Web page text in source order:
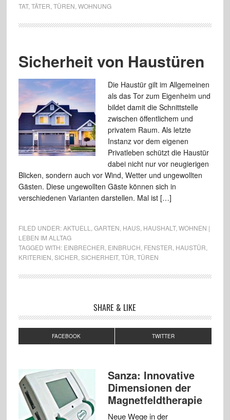
TAT, TÄTER TÜREN WOHNUNG
Sicherheit von Haustüren
Die Haustür gilt im Allgemeinen
als das Tor zum Eigenheim und
bildet damit die Schnittstelle
zwischen öffentlichem und
privatem Raum. Als letzte
Instanz vor dem eigenen
Privatleben schützt die Haustür
dabei nicht nur vor neugierigen
Blicken, sondern auch vor Wind, Wetter und ungewollten
Gästen. Diese ungewollten Gäste können sich in
verschiedenen Varianten darstellen. Mal ist […]
FILED UNDER:AKTUELL GARTEN HAUS, HAUSHALT, WOHNEN |
LEBEN IM ALLTAG
TAGGED WITH: EINBRECHER EINBRUCH FENSTER HAUSTÜR
KRITERIEN SICHER SICHERHEIT, TÜR TÜREN
SHARE & LIKE
FACEBOOK TWITTER
Sanza: Innovative
Dimensionen der
Magnetfeldtherapie
Neue Wege in der